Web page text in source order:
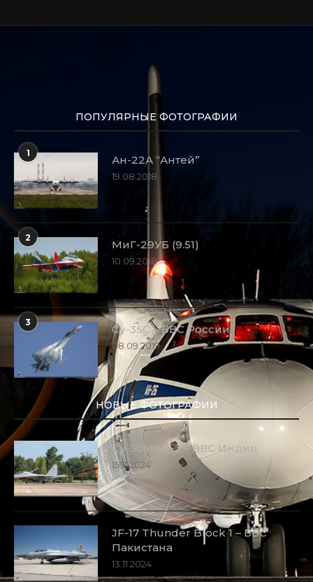
ПОПУЛЯРНЫЕ ФОТОГРАФИИ
1
Ан-22А “Антей”
19.08.2018
2
МиГ-29УБ (9.51)
10.09.2018
3
Су-35С – ВВС России
08.09.2019
НОВЫЕ ФОТОГРАФИИ
Су-30МКИ-3 – ВВС Индии
15.11.2024
JF-17 Thunder Block 1 – ВВС
Пакистана
13.11.2024